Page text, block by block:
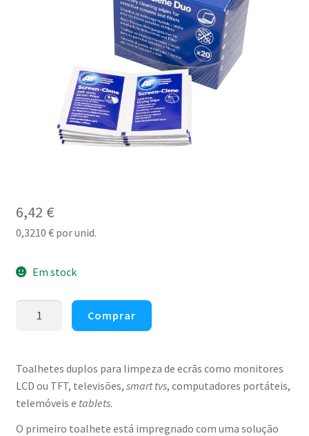
6,42 €
0,3210 €por unid.
Em stock
limpeza
de
ecrãs
AF
Comprar
Toalhetes duplos para limpeza de ecrãs como monitores
LCD ou TFT, televisões, smart tvs, computadores portáteis,
telemóveis e tablets.
O primeiro toalhete está impregnado com uma solução